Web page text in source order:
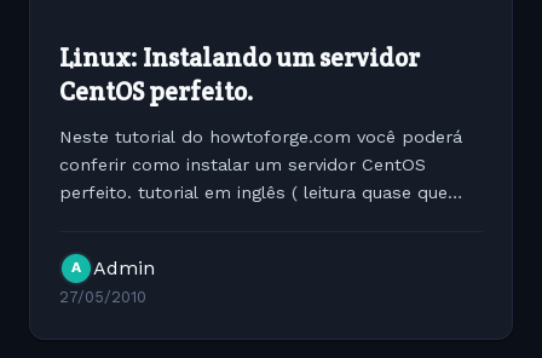
Linux: Instalando um servidor
CentOS perfeito.
Neste tutorial do howtoforge.com você poderá
conferir como instalar um servidor CentOS
perfeito. tutorial em inglês ( leitura quase que
centos-5.5-x86_64-ispconfig-2
A Admin
27/05/2010